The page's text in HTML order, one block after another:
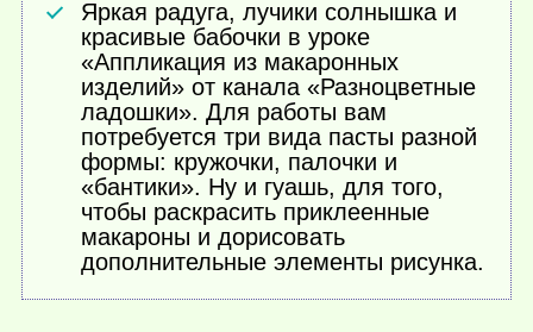
Яркая радуга, лучики солнышка и
красивые бабочки в уроке
«Аппликация из макаронных
изделий» от канала «Разноцветные
ладошки». Для работы вам
потребуется три вида пасты разной
формы: кружочки, палочки и
«бантики». Ну и гуашь, для того,
чтобы раскрасить приклеенные
макароны и дорисовать
дополнительные элементы рисунка.